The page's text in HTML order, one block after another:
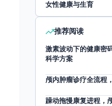
女性健康与生育
推荐阅读
激素波动下的健康密
科学方案
颅内肿瘤诊疗全流程
躁动拖慢康复进程，